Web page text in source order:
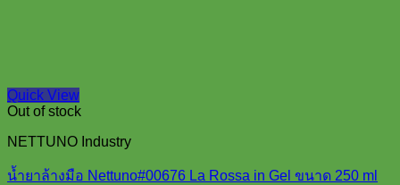
Quick View
Out of stock
NETTUNO Industry
น้ำยาล้างมือ Nettuno#00676 La Rossa in Gel ขนาด 250 ml